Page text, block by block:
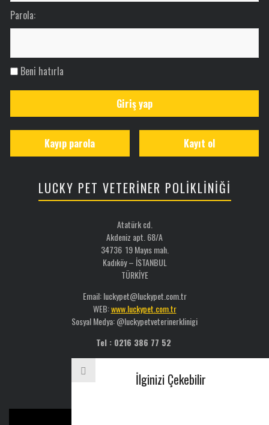
İlginizi Çekebilir
Parola:
Beni hatırla
Giriş yap
Kayıt ol
Kayıp parola
LUCKY PET VETERİNER POLİKLİNİĞİ
Atatürk cd.
Akdeniz apt. 68/A
34736 19 Mayıs mah.
Kadıköy – İSTANBUL
TÜRKİYE
Email: luckypet@luckypet.com.tr
WEB:www.luckypet.com.tr
Sosyal Medya: @luckypetveterinerklinigi
Tel : 0216 386 77 52
AYLIK BÜLTEN